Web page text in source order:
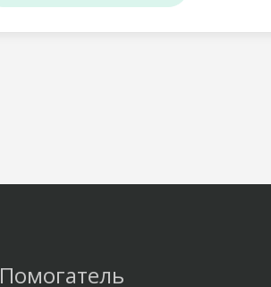
Помогатель